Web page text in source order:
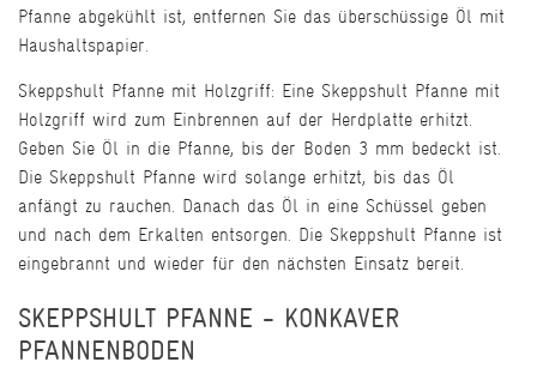
Pfanne abgekühlt ist, entfernen Sie das überschüssige Öl mit
Haushaltspapier.
Skeppshult Pfanne mit Holzgriff: Eine Skeppshult Pfanne mit
Holzgriff wird zum Einbrennen auf der Herdplatte erhitzt.
Geben Sie Öl in die Pfanne, bis der Boden 3 mm bedeckt ist.
Die Skeppshult Pfanne wird solange erhitzt, bis das Öl
anfängt zu rauchen. Danach das Öl in eine Schüssel geben
und nach dem Erkalten entsorgen. Die Skeppshult Pfanne ist
eingebrannt und wieder für den nächsten Einsatz bereit.
SKEPPSHULT PFANNE - KONKAVER
PFANNENBODEN